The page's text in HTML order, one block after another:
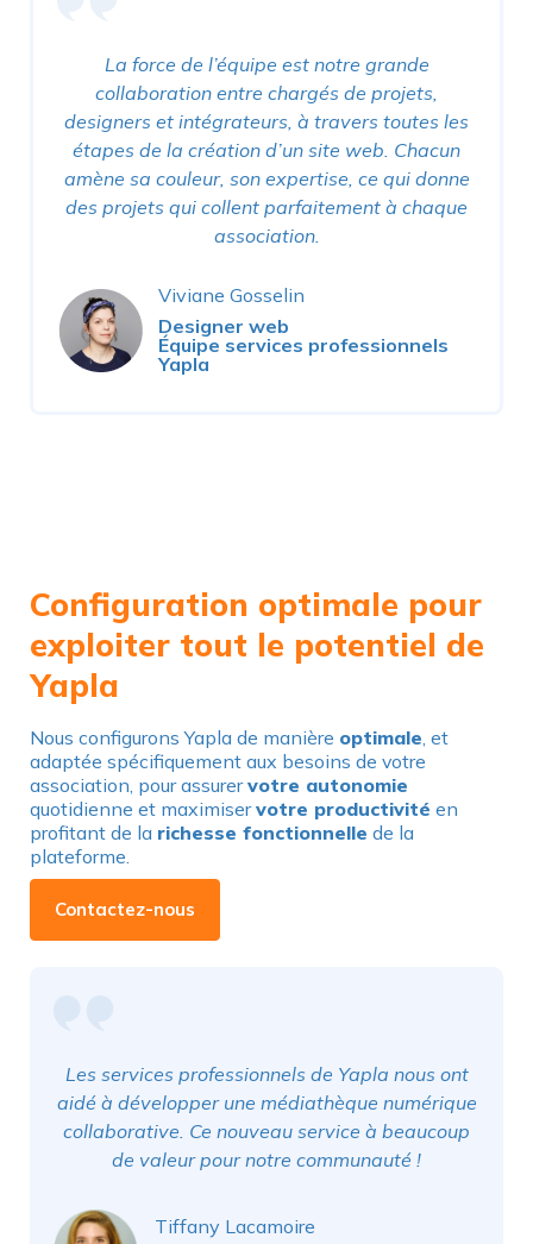
La force de l’équipe est notre grande
collaboration entre chargés de projets,
designers et intégrateurs, à travers toutes les
étapes de la création d’un site web. Chacun
amène sa couleur, son expertise, ce qui donne
des projets qui collent parfaitement à chaque
association.
Viviane Gosselin
Designer web
Équipe services professionnels
Yapla
Configuration optimale pour
exploiter tout le potentiel de
Yapla
Nous configurons Yapla de manière optimale, et
adaptée spécifiquement aux besoins de votre
association, pour assurervotre autonomie
quotidienne et maximiservotre productivité en
profitant de la richesse fonctionnelle de la
plateforme.
Contactez-nous
Les services professionnels de Yapla nous ont
aidé à développer une médiathèque numérique
collaborative. Ce nouveau service à beaucoup
de valeur pour notre communauté !
Tiffany Lacamoire